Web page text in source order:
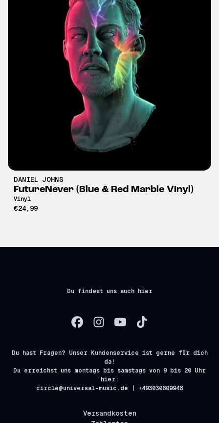
DANIEL JOHNS
FutureNever (Blue & Red Marble Vinyl)
Vinyl
€24,99
Du findest uns auch hier
Du hast Fragen? Unser Kundenservice ist gerne für dich
da!
Du erreichst uns montags bis samstags von 9 bis 20 Uhr
hier:
circle@universal-music.de | +493030809948
Versandkosten